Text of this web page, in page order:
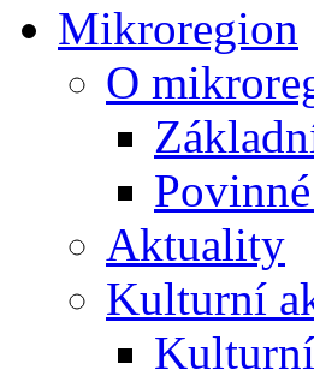
Mikroregion
O
Aktuality
Kulturní